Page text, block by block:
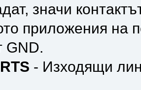
значи
приложения на
GND.
- Изходящи